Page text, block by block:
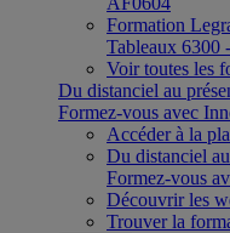
Formation
Tableaux 6300
Voir toutes les
Du distanciel au
Formez-vous avec
Accéder à la
Du distanciel
Formez-vous
Découvrir les
Trouver la